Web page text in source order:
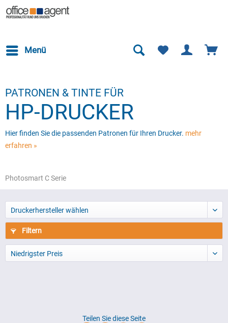
Menü
PATRONEN & TINTE FÜR
HP-DRUCKER
Hier finden Sie die passenden Patronen für Ihren Drucker. mehr
erfahren »
Photosmart C Serie
Druckerhersteller wählen
Filtern
Niedrigster Preis
Teilen Sie diese Seite